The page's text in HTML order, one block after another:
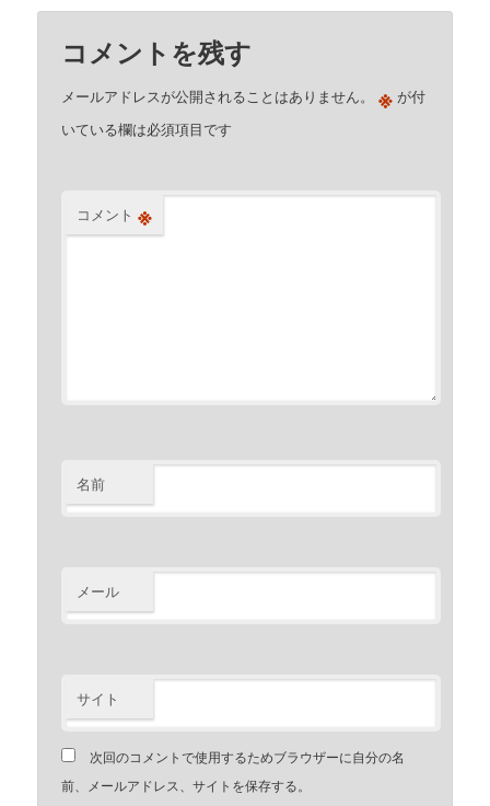
コメントを残す
メールアドレスが公開されることはありません。 ※ が付
いている欄は必須項目です
コメント ※
名前
メール
サイト
次回のコメントで使用するためブラウザーに自分の名
前、メールアドレス、サイトを保存する。